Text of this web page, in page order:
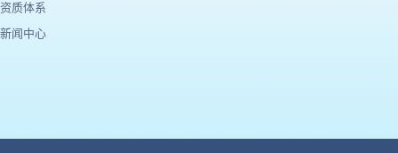
资质体系
新闻中心